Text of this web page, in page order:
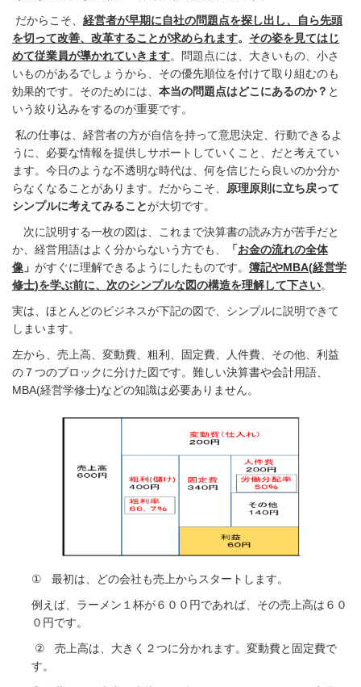
だからこそ、 経営者が早期に自社の問題点を探し出し、自ら先頭
を切って改善、改革することが求められます。 その姿を見てはじ
めて従業員が導かれていきます。問題点には、大きいもの、小さ
いものがあるでしょうから、その優先順位を付けて取り組むのも
効果的です。そのためには、 本当の問題点はどこにあるのか？ と
いう絞り込みをするのが重要です。
私の仕事は、経営者の方が自信を持って意思決定、行動できるよ
うに、必要な情報を提供しサポートしていくこと、だと考えてい
ます。今日のような不透明な時代は、何を信じたら良いのか分か
らなくなることがあります。だからこそ、 原理原則に立ち戻って
シンプルに考えてみることが大切です。
次に説明する一枚の図は、これまで決算書の読み方が苦手だと
か、経営用語はよく分からないう方でも、
「お金の流れの全体
像 」 がすぐに理解できるようにしたものです。 簿記やMBA(経営学
修士)を学ぶ前に、次のシンプルな図の構造を理解して下さい。
実は、ほとんどのビジネスが下記の図で、シンプルに説明できて
しまいます。
左から、売上高、変動費、粗利、固定費、人件費、その他、利益
の７つのブロックに分けた図です。 難しい決算書や会計用語、
MBA(経営学修士)などの知識は必要ありません。
①
最初は、どの会社も売上からスタートします。
例えば、ラーメン１杯が６００円であれば、その売上高は６０
０円です。
②
売上高は、大きく２つに分かれます。変動費と固定費で
す。